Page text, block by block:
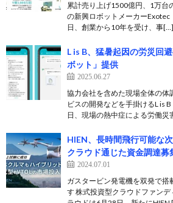
累計売り上げ1500億円、1万台
の新興ロボットメーカー
日、創業から10年を受け、事[…]
L is B、猛暑起因の労災回
ボット」提供
2025.06.27
協力会社を含めた現場全体の体
ビスの開発などを手掛けるL is
日、現場の熱中症による労働災
HIEN、長時間飛行可能な
クラウド通じた資金調達募
2024.07.01
ガスタービン発電機を双発で
す 株式投資型クラウドファン